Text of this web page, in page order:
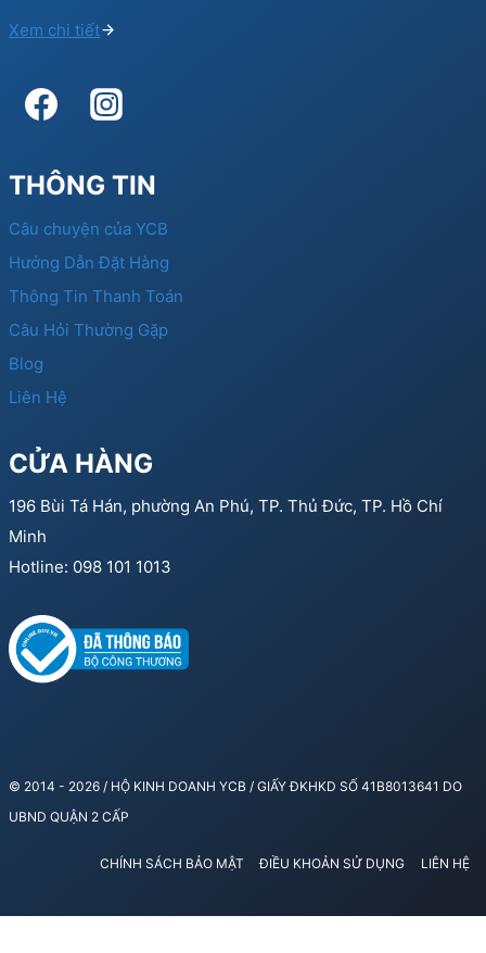
Xem chi tiết
THÔNG TIN
Câu chuyện của YCB
Hướng Dẫn Đặt Hàng
Thông Tin Thanh Toán
Câu Hỏi Thường Gặp
Blog
Liên Hệ
CỬA HÀNG
196 Bùi Tá Hán, phường An Phú, TP. Thủ Đức, TP. Hồ Chí
Minh
Hotline: 098 101 1013
© 2014 - 2026 / HỘ KINH DOANH YCB / GIẤY ĐKHKD SỐ 41B8013641 DO
UBND QUẬN 2 CẤP
CHÍNH SÁCH BẢO MẬT ĐIỀU KHOẢN SỬ DỤNG LIÊN HỆ